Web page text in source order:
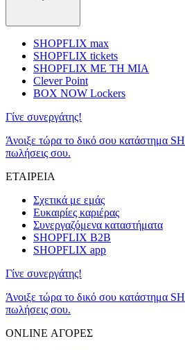
SHOPFLIX max
SHOPFLIX tickets
SHOPFLIX ΜΕ ΤΗ ΜΙΑ
Clever Point
BOX NOW Lockers
Γίνε συνεργάτης!
Άνοιξε τώρα το δικό σου κατάστημα
πωλήσεις σου.
ΕΤΑΙΡΕΙΑ
Σχετικά με εμάς
Ευκαιρίες καριέρας
Συνεργαζόμενα καταστήματα
SHOPFLIX B2B
SHOPFLIX app
Γίνε συνεργάτης!
Άνοιξε τώρα το δικό σου κατάστημα
πωλήσεις σου.
ONLINE ΑΓΟΡΕΣ